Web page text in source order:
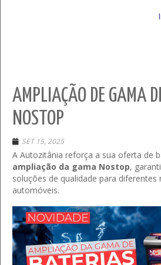
AMPLIAÇÃO DE GAMA
NOSTOP
SET 15, 2025
A Autozitânia reforça a sua oferta de
ampliação da gama Nostop,
soluções de qualidade para diferentes
automóveis.